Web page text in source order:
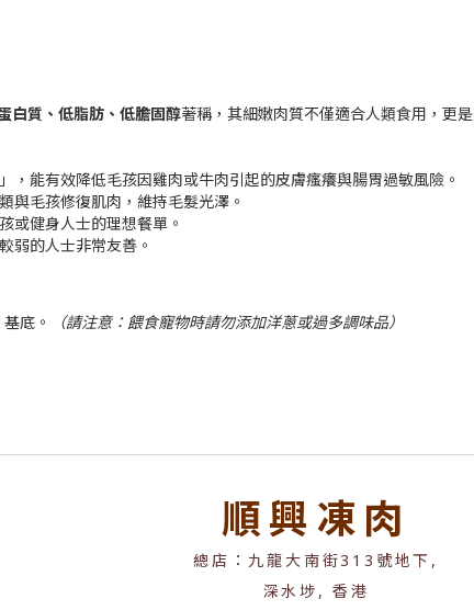
白質、低脂肪、低膽固醇著稱，其細嫩肉質不僅適合人類食用，更
，能有效降低毛孩因雞肉或牛肉引起的皮膚瘙癢與腸胃過敏風險。
與毛孩修復肌肉，維持毛髮光澤。
或健身人士的理想餐單。
弱的人士非常友善。
底。 （請注意：餵食寵物時請勿添加洋蔥或過多調味品）
順興凍肉
總店：九龍大南街313號地下,
深水埗, 香港